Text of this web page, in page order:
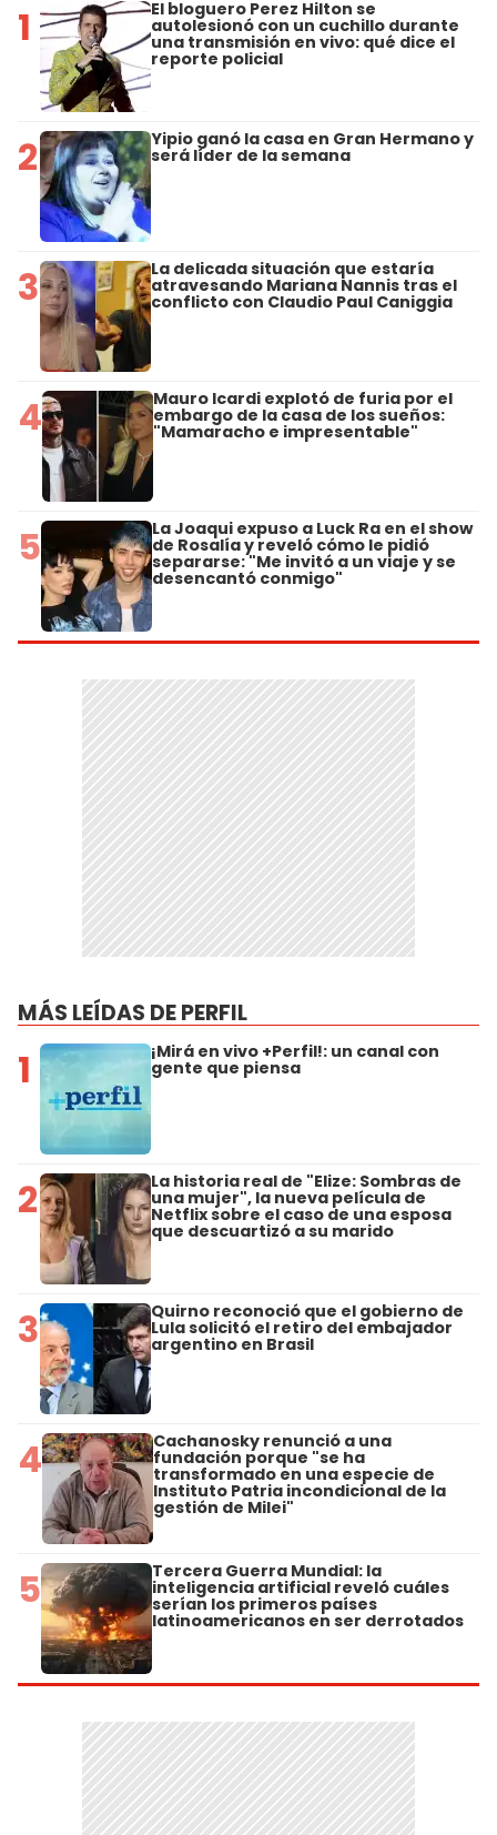
1 El bloguero Perez Hilton se
autolesionó con un cuchillo durante
una transmisión en vivo: qué dice el
reporte policial
2 Yipio ganó la casa en Gran Hermano y
será líder de la semana
3 La delicada situación que estaría
atravesando Mariana Nannis tras el
conflicto con Claudio Paul Caniggia
4 Mauro Icardi explotó de furia por el
embargo de la casa de los sueños:
"Mamaracho e impresentable"
5 La Joaqui expuso a Luck Ra en el show
de Rosalía y reveló cómo le pidió
separarse: "Me invitó a un viaje y se
desencantó conmigo"
MÁS LEÍDAS DE PERFIL
1 ¡Mirá en vivo +Perfil!: un canal con
gente que piensa
2 La historia real de "Elize: Sombras de
una mujer", la nueva película de
Netflix sobre el caso de una esposa
que descuartizó a su marido
3 Quirno reconoció que el gobierno de
Lula solicitó el retiro del embajador
argentino en Brasil
4 Cachanosky renunció a una
fundación porque "se ha
transformado en una especie de
Instituto Patria incondicional de la
gestión de Milei"
5 Tercera Guerra Mundial: la
inteligencia artificial reveló cuáles
serían los primeros países
latinoamericanos en ser derrotados